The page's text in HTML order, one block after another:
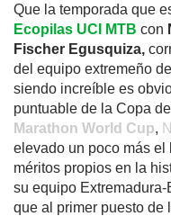
Que la temporada que
Ecopilas UCI MTB con
Fischer Egusquiza,
del equipo extremeño
siendo increíble es
puntuable de la Copa
Marathon World Cup,
elevado un poco más
méritos propios en la
su equipo
que al primer puesto de